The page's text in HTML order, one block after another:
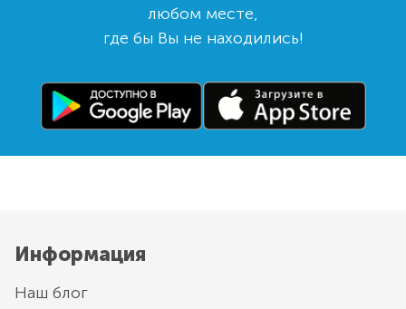
любом месте,
где бы Вы не находились!
Информация
Наш блог